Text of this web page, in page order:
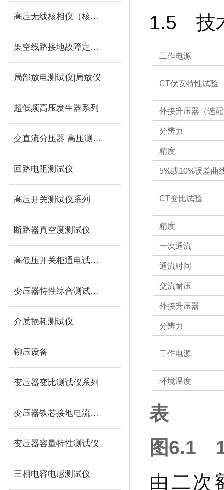
高压无线核相仪（核相器）
架空线路接地故障定位仪
局部放电测试仪|局放仪
超低频高压发生器系列
交直流分压器 高压测量仪
回路电阻测试仪
高压开关测试仪系列
断路器真空度测试仪
高低压开关柜通电试验台
变压器特性综合测试台系列
介质损耗测试仪
铆压设备
变压器变比测试仪系列
变压器铁芯接地电流测试仪
变压器容量特性测试仪
三相电容电感测试仪
1.5 技
工作电源
CT伏安特性试验
外接升压器（选
分辨力
精度
5%或10%误差曲
CT变比试验
精度
一次通流
通流时间
交流耐压
外接升压器
分辨力
工作电源
环境温度
主机质量
外接升压器体
配）
外接升压器质
表
图6.1
由二次